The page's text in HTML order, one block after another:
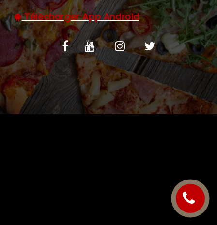
MENTIONS LÉGALES
C.G.V
Télécharger App Android